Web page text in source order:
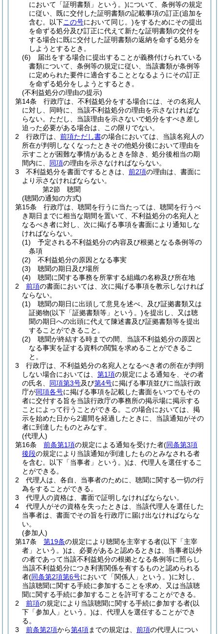
において「証明書類」という。)について、条例等の規定
に従い、既に交付した証明書類の記載事項の訂正(追加を
含む。以下この号において同じ。)をするためにその提出
を命ずる処分及び訂正に代えて新たな証明書類の交付を
する場合に既に交付した証明書類の返納を命ずる処分を
しようとするとき。
(6)
届出をする場合に提出することが義務付けられている
書類について、条例等の規定に従い、当該書類が条例等
に定められた要件に適合することとなるようにその訂正
を命ずる処分をしようとするとき。
(不利益処分の理由の提示)
第14条
行政庁は、不利益処分をする場合には、その名宛人
に対し、同時に、当該不利益処分の理由を示さなければな
らない。 ただし、当該理由を示さないで処分をすべき差し
迫った必要がある場合は、この限りでない。
2
行政庁は、 前項ただし書の場合においては、当該名宛人の
所在が判明しなくなったときその他処分後において理由を
示すことが困難な事情があるときを除き、処分後相当の期
間内に、 同項の理由を示さなければならない。
3
不利益処分を書面でするときは、 前2項の理由は、書面に
より示さなければならない。
第2節
聴聞
(聴聞の通知の方式)
第15条
行政庁は、聴聞を行うに当たっては、聴聞を行うべ
き期日までに相当な期間を置いて、不利益処分の名宛人と
なるべき者に対し、次に掲げる事項を書面により通知しな
ければならない。
(1)
予定される不利益処分の内容及び根拠となる条例等の
条項
(2)
不利益処分の原因となる事実
(3)
聴聞の期日及び場所
(4)
聴聞に関する事務を所掌する組織の名称及び所在地
2
前項の書面においては、次に掲げる事項を教示しなければ
ならない。
(1)
聴聞の期日に出頭して意見を述べ、及び証拠書類又は
証拠物(以下「証拠書類等」という。)を提出し、又は聴
聞の期日への出頭に代えて陳述書及び証拠書類等を提出
することができること。
(2)
聴聞が終結する時までの間、当該不利益処分の原因と
なる事実を証する資料の閲覧を求めることができるこ
と。
3
行政庁は、不利益処分の名宛人となるべき者の所在が判明
しない場合においては、 第1項の規定による通知を、その者
の氏名、 同項第3号及び第4号に掲げる事項並びに当該行政
庁が同項各号に掲げる事項を記載した書面をいつでもその
者に交付する旨を当該行政庁の事務所の掲示場に掲示する
ことによって行うことができる。
この場合においては、掲
示を始めた日から2週間を経過したときに、当該通知がその
者に到達したものとみなす。
(代理人)
第16条
前条第1項の規定による通知を受けた者(同条第3項
後段の規定により当該通知が到達したものとみなされる者
を含む。以下「当事者」という。)は、代理人を選任するこ
とができる。
2
代理人は、各自、当事者のために、聴聞に関する一切の行
為をすることができる。
3
代理人の資格は、書面で証明しなければならない。
4
代理人がその資格を失ったときは、当該代理人を選任した
当事者は、書面でその旨を行政庁に届け出なければならな
い。
(参加人)
第17条
第19条の規定により聴聞を主宰する者(以下「主宰
者」という。)は、必要があると認めるときは、当事者以外
の者であって当該不利益処分の根拠となる条例等に照らし
当該不利益処分につき利害関係を有するものと認められる
者(同条第2項第6号において「関係人」という。)に対し、
当該聴聞に関する手続に参加することを求め、又は当該聴
聞に関する手続に参加することを許可することができる。
2
前項の規定により当該聴聞に関する手続に参加する者(以
下「参加人」という。)は、代理人を選任することができ
る。
3
前条第2項から第4項までの規定は、 前項の代理人につい